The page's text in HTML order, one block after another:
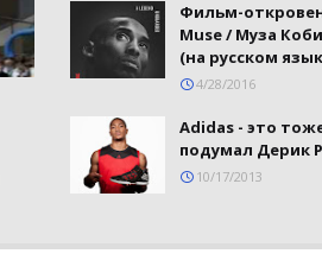
Фильм-
Muse / Муза
(на русском
4/28/2016
Adidas - это
подумал Дерик
10/17/2013